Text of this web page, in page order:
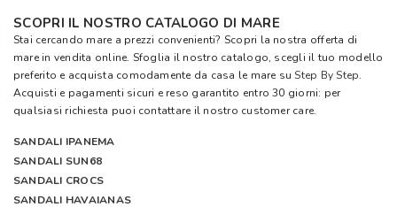
SCOPRI IL NOSTRO CATALOGO DI MARE
Stai cercando mare a prezzi convenienti? Scopri la nostra offerta di
mare in vendita online. Sfoglia il nostro catalogo, scegli il tuo modello
preferito e acquista comodamente da casa le mare suStep By Step.
Acquisti e pagamenti sicuri e reso garantito entro 30 giorni: per
qualsiasi richiesta puoi contattare il nostro customer care.
SANDALI IPANEMA
SANDALI SUN68
SANDALI CROCS
SANDALI HAVAIANAS